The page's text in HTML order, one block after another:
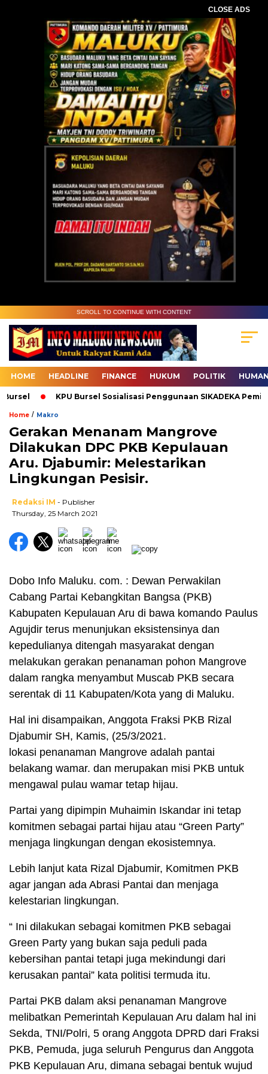
CLOSE ADS
SCROLL TO CONTINUE WITH CONTENT
HOME HEADLINE FINANCE HUKUM POLITIK
KPU Bursel Sosialisasi Penggunaan SIKADEKA Pemilu
Home / Makro
Gerakan Menanam Mangrove
Dilakukan DPC PKB Kepulauan
Aru. Djabumir: Melestarikan
Lingkungan Pesisir.
Redaksi IM - Publisher
Thursday, 25 March 2021
Dobo Info Maluku. com. : Dewan Perwakilan
Cabang Partai Kebangkitan Bangsa (PKB)
Kabupaten Kepulauan Aru di bawa komando Paulus
Agujdir terus menunjukan eksistensinya dan
kepedulianya ditengah masyarakat dengan
melakukan gerakan penanaman pohon Mangrove
dalam rangka menyambut Muscab PKB secara
serentak di 11 Kabupaten/Kota yang di Maluku.
Hal ini disampaikan, Anggota Fraksi PKB Rizal
Djabumir SH, Kamis, (25/3/2021.
lokasi penanaman Mangrove adalah pantai
belakang wamar. dan merupakan misi PKB untuk
mengawal pulau wamar tetap hijau.
Partai yang dipimpin Muhaimin Iskandar ini tetap
komitmen sebagai partai hijau atau “Green Party”
menjaga lingkungan dengan ekosistemnya.
Lebih lanjut kata Rizal Djabumir, Komitmen PKB
agar jangan ada Abrasi Pantai dan menjaga
kelestarian lingkungan.
“ Ini dilakukan sebagai komitmen PKB sebagai
Green Party yang bukan saja peduli pada
kebersihan pantai tetapi juga mekindungi dari
kerusakan pantai” kata politisi termuda itu.
Partai PKB dalam aksi penanaman Mangrove
melibatkan Pemerintah Kepulauan Aru dalam hal ini
Sekda, TNI/Polri, 5 orang Anggota DPRD dari Fraksi
PKB, Pemuda, juga seluruh Pengurus dan Anggota
PKB Kepulauan Aru, dimana sebagai bentuk wujud